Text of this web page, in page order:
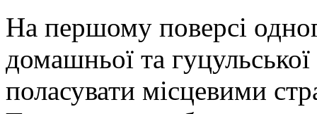
На першому поверсі
домашньої та
поласувати місцевими